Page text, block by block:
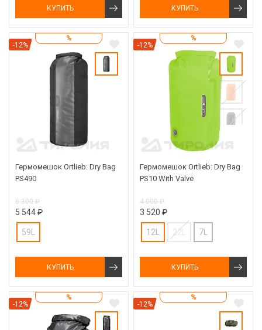
КУПИТЬ КУПИТЬ
%
-12%
Гермомешок Ortlieb: Dry Bag
PS490
6 300 ₽
5 544 ₽
59L
КУПИТЬ
%
-12%
Гермомешок Ortlieb: Dry Bag
PS10 With Valve
4 000 ₽
3 520 ₽
12L 22L 7L
КУПИТЬ
%
-12%
%
-12%